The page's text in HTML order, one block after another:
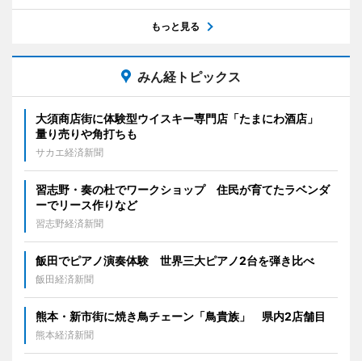
もっと見る
みん経トピックス
大須商店街に体験型ウイスキー専門店「たまにわ酒店」
量り売りや角打ちも
サカエ経済新聞
習志野・奏の杜でワークショップ 住民が育てたラベンダ
ーでリース作りなど
習志野経済新聞
飯田でピアノ演奏体験 世界三大ピアノ2台を弾き比べ
飯田経済新聞
熊本・新市街に焼き鳥チェーン「鳥貴族」 県内2店舗目
熊本経済新聞